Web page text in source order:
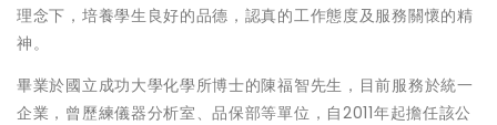
理念下，培養學生良好的品德，認真的工作態度及服務關懷的精
神。
畢業於國立成功大學化學所博士的陳福智先生，目前服務於統一
企業，曾歷練儀器分析室、品保部等單位，自2011年起擔任該公